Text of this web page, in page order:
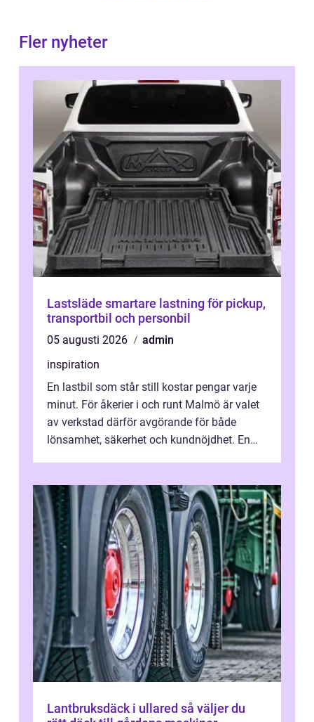
Fler nyheter
Lastsläde smartare lastning för pickup,
transportbil och personbil
05 augusti 2026
admin
inspiration
En lastbil som står still kostar pengar varje
minut. För åkerier i och runt Malmö är valet
av verkstad därför avgörande för både
lönsamhet, säkerhet och kundnöjdhet. En
Lantbruksdäck i ullared så väljer du